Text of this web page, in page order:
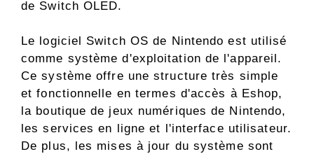
de Switch OLED.
Le logiciel Switch OS de Nintendo est utilisé
comme système d'exploitation de l'appareil.
Ce système offre une structure très simple
et fonctionnelle en termes d'accès à Eshop,
la boutique de jeux numériques de Nintendo,
les services en ligne et l'interface utilisateur.
De plus, les mises à jour du système sont